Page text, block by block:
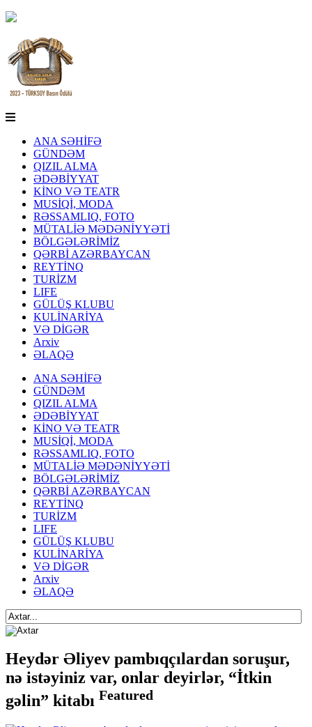
ANA SƏHİFƏ
GÜNDƏM
QIZIL ALMA
ƏDƏBİYYAT
KİNO VƏ TEATR
MUSİQİ, MODA
RƏSSAMLIQ, FOTO
MÜTALİƏ MƏDƏNİYYƏTİ
BÖLGƏLƏRİMİZ
QƏRBİ AZƏRBAYCAN
REYTİNQ
TURİZM
LIFE
GÜLÜŞ KLUBU
KULİNARİYA
VƏ DİGƏR
Arxiv
ƏLAQƏ
ANA SƏHİFƏ
GÜNDƏM
QIZIL ALMA
ƏDƏBİYYAT
KİNO VƏ TEATR
MUSİQİ, MODA
RƏSSAMLIQ, FOTO
MÜTALİƏ MƏDƏNİYYƏTİ
BÖLGƏLƏRİMİZ
QƏRBİ AZƏRBAYCAN
REYTİNQ
TURİZM
LIFE
GÜLÜŞ KLUBU
KULİNARİYA
VƏ DİGƏR
Arxiv
ƏLAQƏ
Heydər Əliyev pambıqçılardan soruşur,
nə istəyiniz var, onlar deyirlər, “İtkin
gəlin” kitabı Featured